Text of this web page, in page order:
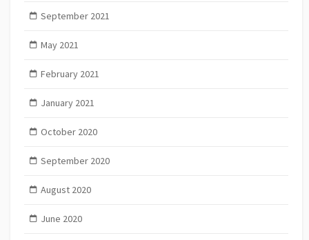
September 2021
May 2021
February 2021
January 2021
October 2020
September 2020
August 2020
June 2020